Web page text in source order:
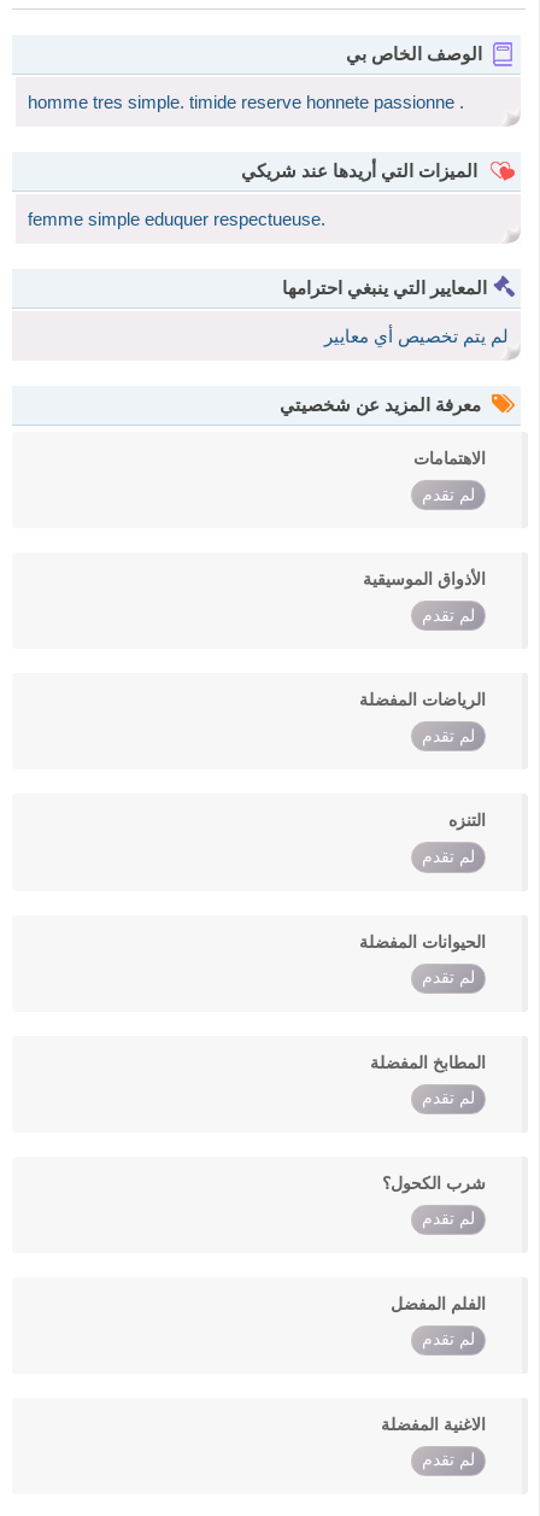
الوصف الخاص بي
homme tres simple. timide reserve honnete passionne .
الميزات التي أريدها عند شريكي
femme simple eduquer respectueuse.
المعايير التي ينبغي احترامها
لم يتم تخصيص أي معايير
معرفة المزيد عن شخصيتي
الاهتمامات
لم تقدم
الأذواق الموسيقية
لم تقدم
الرياضات المفضلة
لم تقدم
التنزه
لم تقدم
الحيوانات المفضلة
لم تقدم
المطابخ المفضلة
لم تقدم
شرب الكحول؟
لم تقدم
الفلم المفضل
لم تقدم
الاغنية المفضلة
لم تقدم